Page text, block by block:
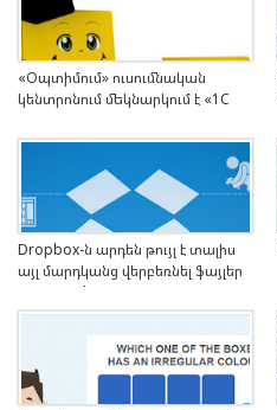
«Օպտիմում» ուսումնական
կենտրոնում մեկնարկում է «1C
դասընթացը
Dropbox-ն արդեն թույլ է տալիս
այլ մարդկանց վերբեռնել ֆայլեր
Ձեր Dropbox-ի հաշվի վրա